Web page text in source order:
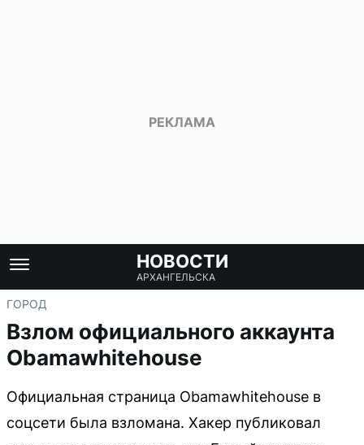
НОВОСТИ
АРХАНГЕЛЬСКА
ГОРОД
Взлом официального аккаунта
Obamawhitehouse
Официальная страница Obamawhitehouse в
соцсети была взломана. Хакер публиковал